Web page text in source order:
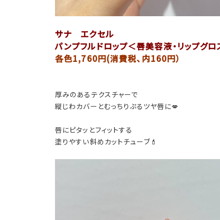
サナ エクセル
パンプフルドロップ＜唇美容液・リップグロ
各色1,760円(消費税、内160円）
厚みのあるテクスチャーで
縦じわカバーとむっちりぷるツヤ唇に💋
唇にピタッとフィットする
塗りやすい斜めカットチューブ💄